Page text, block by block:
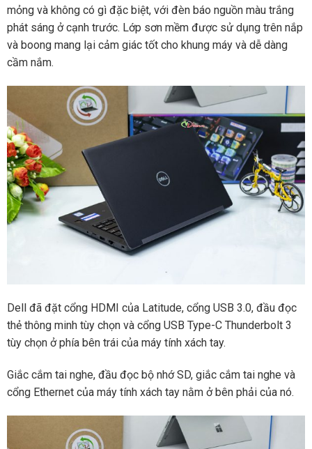
mỏng và không có gì đặc biệt, với đèn báo nguồn màu trắng
phát sáng ở cạnh trước. Lớp sơn mềm được sử dụng trên nắp
và boong mang lại cảm giác tốt cho khung máy và dễ dàng
cầm nắm.
Dell đã đặt cổng HDMI của Latitude, cổng USB 3.0, đầu đọc
thẻ thông minh tùy chọn và cổng USB Type-C Thunderbolt 3
tùy chọn ở phía bên trái của máy tính xách tay.
Giắc cắm tai nghe, đầu đọc bộ nhớ SD, giắc cắm tai nghe và
cổng Ethernet của máy tính xách tay nằm ở bên phải của nó.